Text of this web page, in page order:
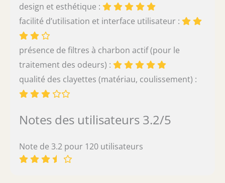
design et esthétique :
facilité d’utilisation et interface utilisateur :
présence de filtres à charbon actif (pour le
traitement des odeurs) :
qualité des clayettes (matériau, coulissement) :
Notes des utilisateurs 3.2/5
Note de 3.2 pour 120 utilisateurs